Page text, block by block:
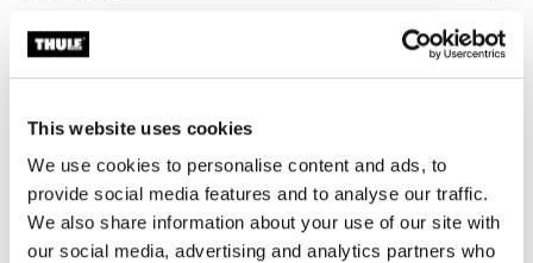
This website uses cookies
We use cookies to personalise content and ads, to
provide social media features and to analyse our traffic.
We also share information about your use of our site with
our social media, advertising and analytics partners who
Toggle techspec
技術規格
Toggle guides and instructions
說明